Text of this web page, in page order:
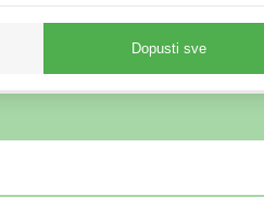
Dopusti sve